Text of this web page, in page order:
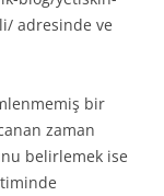
adresinde ve
bir
zaman
belirlemek ise